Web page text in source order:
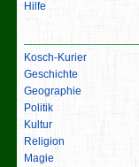
Hilfe
Kosch-Kurier
Geschichte
Geographie
Politik
Kultur
Religion
Magie